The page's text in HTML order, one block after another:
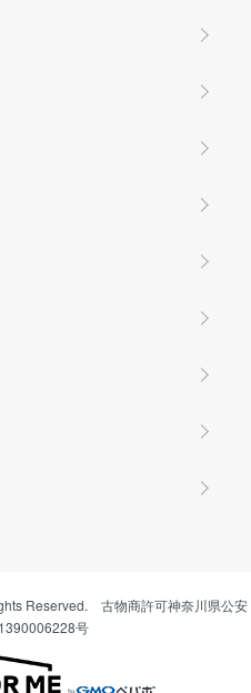
Reserved. 古物商許可神奈川県公安
号